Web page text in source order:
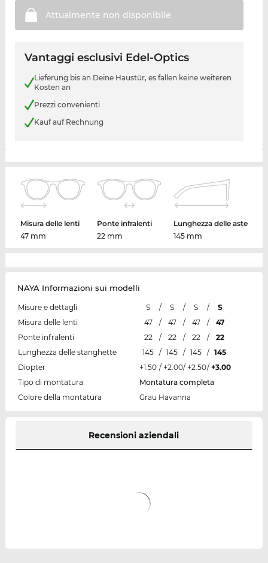
Attualmente non disponibile
Vantaggi esclusivi Edel-Optics
Lieferung bis an Deine Haustür, es fallen keine weiteren
Kosten an
Prezzi convenienti
Kauf auf Rechnung
Misura delle lenti
47 mm
Ponte infralenti
22 mm
Lunghezza delle aste
145 mm
NAYA Informazioni sui modelli
Misure e dettagli S / S / S /
S
Misura delle lenti
47 / 47 / 47 /
47
Ponte infralenti
22 / 22 / 22 /
22
Lunghezza delle stanghette
145 / 145 / 145 / 145
Diopter
+1.50 / +2.00/ +2.50/ +3.00
Tipo di montatura
Montatura completa
Colore della montatura
Grau Havanna
Recensioni aziendali